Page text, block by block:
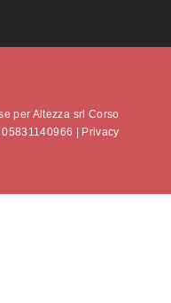
per Altezza srl Corso
|
Privacy